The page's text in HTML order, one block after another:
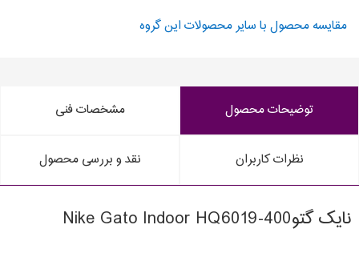
مقایسه محصول با سایر محصولات این گروه
توضیحات محصول مشخصات فنی
نظرات کاربران نقد و بررسی محصول
نایک گتوNike Gato Indoor HQ6019-400